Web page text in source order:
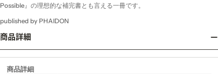
Possible』の理想的な補完書とも言える一冊です。
published by PHAIDON
商品詳細
商品詳細